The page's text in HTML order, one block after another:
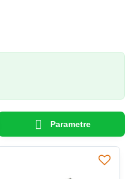
Parametre